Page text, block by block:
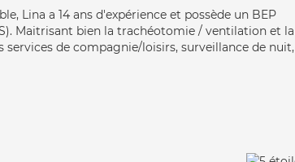
Lina a 14 ans d'expérience et possède un BEP
Maitrisant bien la trachéotomie / ventilation et la
services de compagnie/loisirs, surveillance de nuit,